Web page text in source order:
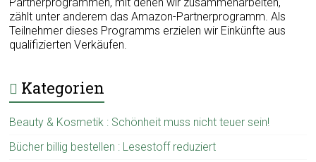
zählt unter anderem das Amazon-Partnerprogramm. Als
Teilnehmer dieses Programms erzielen wir Einkünfte aus
qualifizierten Verkäufen.
Kategorien
Beauty & Kosmetik : Schönheit muss nicht teuer sein!
Bücher billig bestellen : Lesestoff reduziert